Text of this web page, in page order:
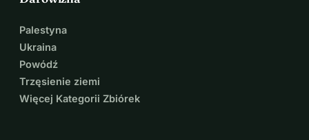
Palestyna
Ukraina
Powódź
Trzęsienie ziemi
Więcej Kategorii Zbiórek